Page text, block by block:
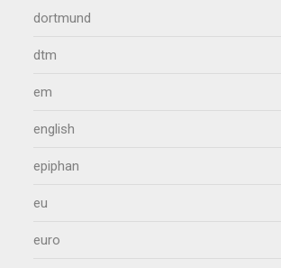
dortmund
dtm
em
english
epiphan
eu
euro